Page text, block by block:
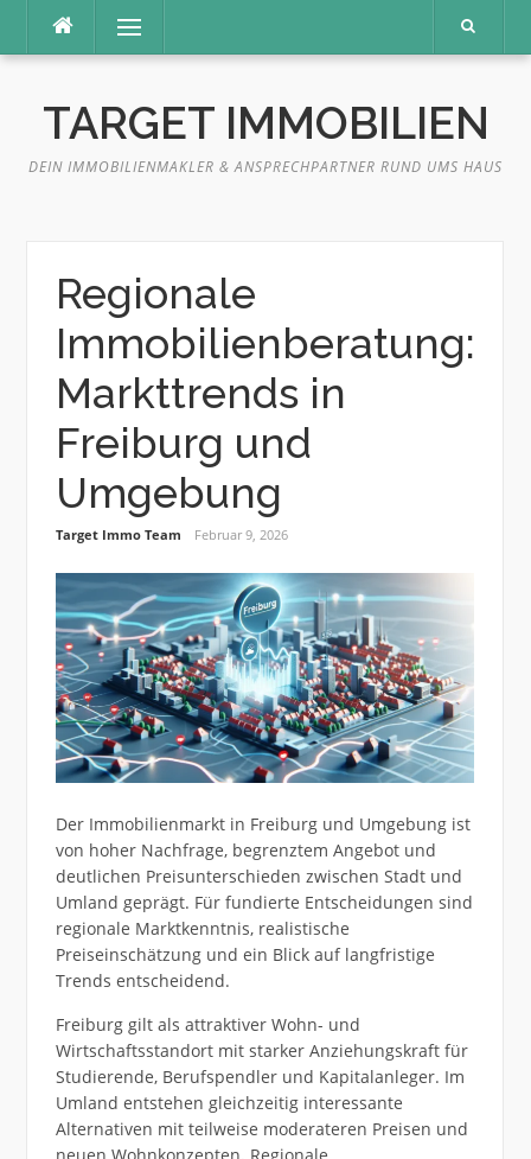
Inhalt
Menü
TARGET IMMOBILIEN
DEIN IMMOBILIENMAKLER & ANSPRECHPARTNER RUND UMS HAUS
Regionale
Immobilienberatung:
Markttrends in
Freiburg und
Umgebung
Target Immo Team Februar 9, 2026
Der Immobilienmarkt in Freiburg und Umgebung ist
von hoher Nachfrage, begrenztem Angebot und
deutlichen Preisunterschieden zwischen Stadt und
Umland geprägt. Für fundierte Entscheidungen sind
regionale Marktkenntnis, realistische
Preiseinschätzung und ein Blick auf langfristige
Trends entscheidend.
Freiburg gilt als attraktiver Wohn- und
Wirtschaftsstandort mit starker Anziehungskraft für
Studierende, Berufspendler und Kapitalanleger. Im
Umland entstehen gleichzeitig interessante
Alternativen mit teilweise moderateren Preisen und
neuen Wohnkonzepten. Regionale